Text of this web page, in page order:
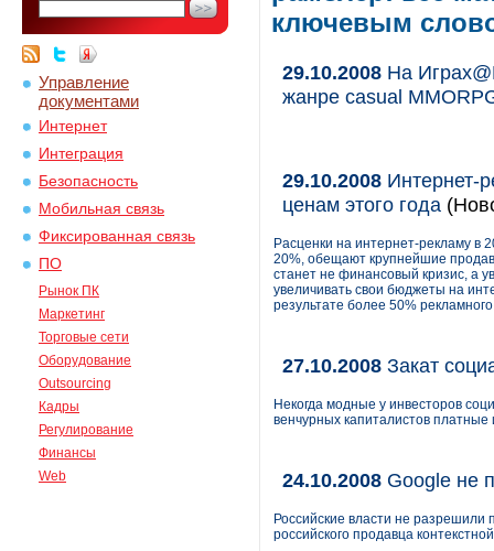
Управление
документами
Интернет
Интеграция
Безопасность
Мобильная связь
Фиксированная связь
ПО
Рынок ПК
Маркетинг
Торговые сети
Оборудование
Outsourcing
Кадры
Регулирование
Финансы
Web
ключевым
29.10.2008 На
жанре casual
29.10.2008 Интернет-
ценам этого года
Расценки на интернет-рекламу в
20%, обещают крупнейшие
станет не финансовый кризис, а
увеличивать свои бюджеты на
результате более 50%
27.10.2008 Закат
Некогда модные у инвесторов
венчурных капиталистов
24.10.2008 Google не
Российские власти не разрешили
российского продавца